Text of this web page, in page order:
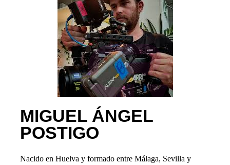
MIGUEL ÁNGEL
POSTIGO
Nacido en Huelva y formado entre Málaga, Sevilla y